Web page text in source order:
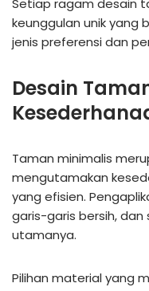
Setiap ragam desain
keunggulan unik yang
jenis preferensi dan
Desain
Taman minimalis
mengutamakan
yang efisien.
garis-garis bersih,
utamanya.
Pilihan material yang